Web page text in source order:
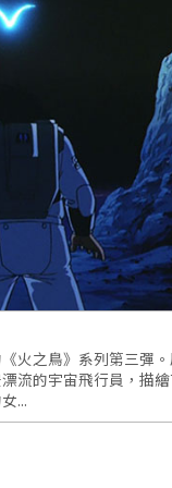
火之鳥》系列第三彈
流的宇宙飛行員，描
...